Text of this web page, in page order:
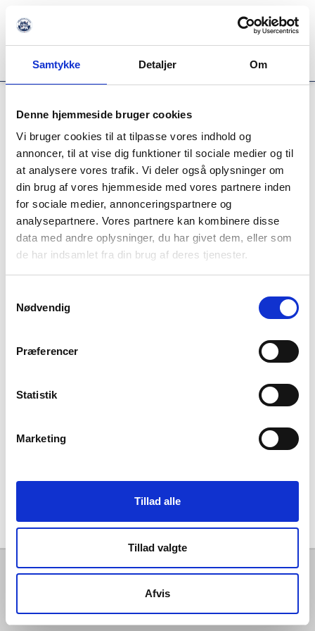
Samtykke Detaljer Om
Denne hjemmeside bruger cookies
Vi bruger cookies til at tilpasse vores indhold og
annoncer, til at vise dig funktioner til sociale medier og til
at analysere vores trafik. Vi deler også oplysninger om
din brug af vores hjemmeside med vores partnere inden
for sociale medier, annonceringspartnere og
analysepartnere. Vores partnere kan kombinere disse
data med andre oplysninger, du har givet dem, eller som
de har indsamlet fra din brug af deres tjenester.
Nødvendig
Præferencer
Statistik
Marketing
Tillad alle
Tillad valgte
Afvis
MIN KONTO
Point of Sale
Log Point of Sale bruger ud
Sønderjysk Elitesport-Stadionparken 7,6500Vojens- Email: